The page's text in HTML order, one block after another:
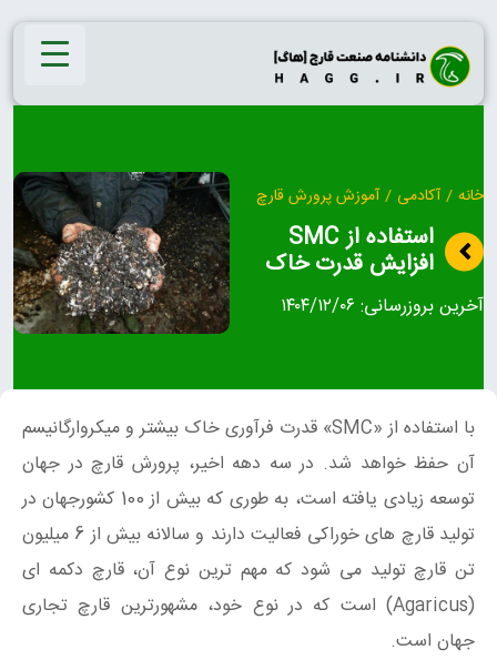
Skip
content
خانه / آکادمی / آموزش پرورش قارچ
استفاده از SMC
افزایش قدرت خاک
آخرین بروزرسانی: ۱۴۰۴/۱۲/۰۶
با استفاده از «SMC» قدرت فرآوری خاک بیشتر و میکروارگانیسم
آن حفظ خواهد شد. در سه دهه اخیر، پرورش قارچ در جهان
توسعه زیادی یافته است، به طوری که بیش از 100 کشورجهان در
تولید قارچ های خوراکی فعالیت دارند و سالانه بیش از 6 میلیون
تن قارچ تولید می شود که مهم ترین نوع آن، قارچ دکمه ای
(Agaricus) است که در نوع خود، مشهورترین قارچ تجاری
جهان است.